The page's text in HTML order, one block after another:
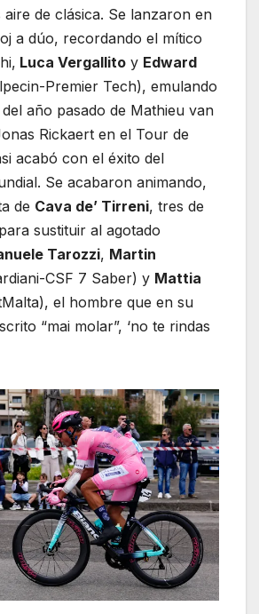
de clásica. Se lanzaron en
a dúo, recordando el mítico
Luca Vergallito y Edward
Premier Tech), emulando
año pasado de Mathieu van
Rickaert en el Tour de
acabó con el éxito del
Se acabaron animando,
de Cava de’ Tirreni, tres de
sustituir al agotado
Tarozzi, Martin
CSF 7 Saber) y Mattia
el hombre que en su
“mai molar”, ‘no te rindas